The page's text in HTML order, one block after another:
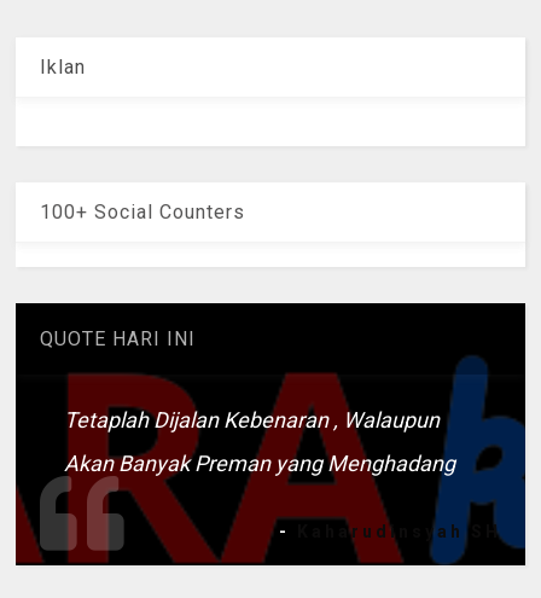
Iklan
100+ Social Counters
QUOTE HARI INI
Tetaplah Dijalan Kebenaran , Walaupun
Akan Banyak Preman yang Menghadang
- Kaharudinsyah SH